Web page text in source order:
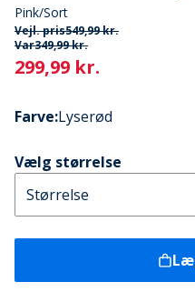
Pink/Sort
Vejl. pris549,99 kr.
Var349,99 kr.
Current
299,99 kr.
Farve:Lyserød
Vælg størrelse